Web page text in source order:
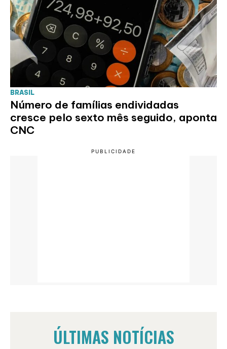
BRASIL
Número de famílias endividadas
cresce pelo sexto mês seguido, aponta
CNC
ÚLTIMAS NOTÍCIAS